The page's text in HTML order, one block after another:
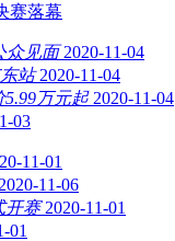
赛落幕
众见面 2020-11-04
站 2020-11-04
万元起 2020-11-04
03
11-01
2020-11-06
开赛 2020-11-01
01